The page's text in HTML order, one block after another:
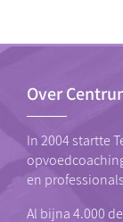
Over
In 2004 startte
en
Al bijna 4.000